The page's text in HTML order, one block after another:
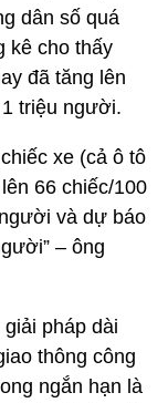
dân số quá
kê cho thấy
đã tăng lên
triệu người.
xe (cả ô tô
66 chiếc/100
và dự báo
– ông
pháp dài
thông công
ngắn hạn là